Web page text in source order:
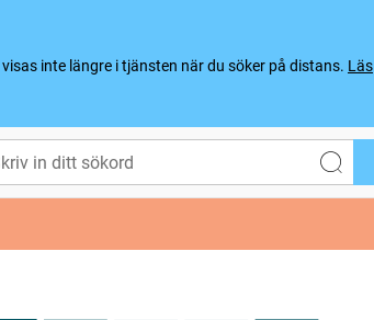
inte längre i tjänsten när du söker på distans. Läs